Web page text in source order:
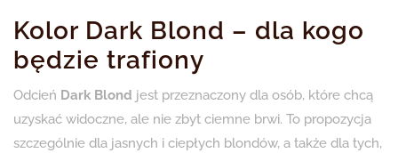
Kolor Dark Blond – dla kogo
będzie trafiony
Odcień Dark Blond jest przeznaczony dla osób, które chcą
uzyskać widoczne, ale nie zbyt ciemne brwi. To propozycja
szczególnie dla jasnych i ciepłych blondów, a także dla tych,